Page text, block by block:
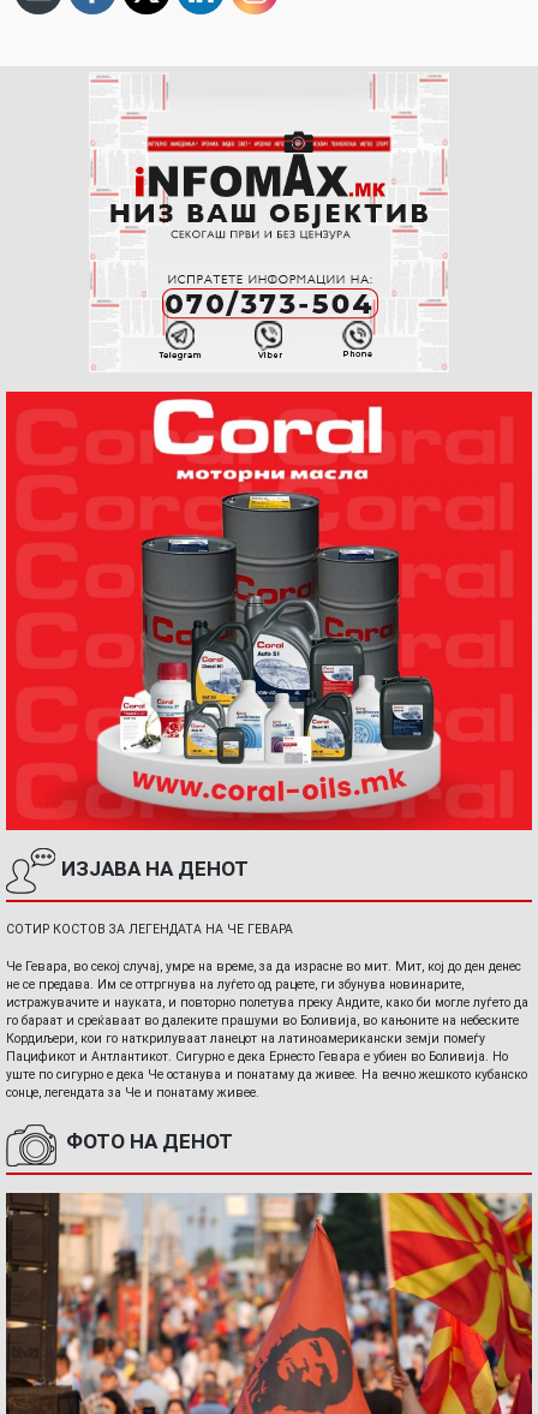
ИЗЈАВА НА ДЕНОТ
СОТИР КОСТОВ ЗА ЛЕГЕНДАТА НА ЧЕ ГЕВАРА
Че Гевара, во секој случај, умре на време, за да израсне во мит. Мит, кој до ден денес
не се предава. Им се оттргнува на луѓето од рацете, ги збунува новинарите,
истражувачите и науката, и повторно полетува преку Андите, како би могле луѓето да
го бараат и среќаваат во далеките прашуми во Боливија, во кањоните на небеските
Кордиљери, кои го наткрилуваат ланецот на латиноамерикански земји помеѓу
Пацификот и Антлантикот. Сигурно е дека Ернесто Гевара е убиен во Боливија. Но
уште по сигурно е дека Че останува и понатаму да живее. На вечно жешкото кубанско
сонце, легендата за Че и понатаму живее.
ФОТО НА ДЕНОТ